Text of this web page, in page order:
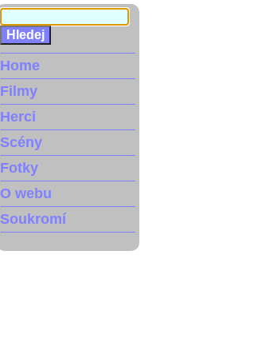
Home
Filmy
Herci
Scény
Fotky
O webu
Soukromí